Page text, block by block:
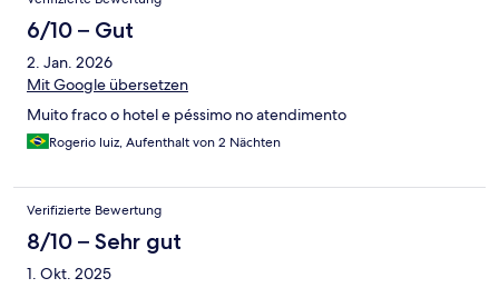
6/10 – Gut
2. Jan. 2026
Mit Google übersetzen
Muito fraco o hotel e péssimo no atendimento
Rogerio luiz, Aufenthalt von 2 Nächten
Verifizierte Bewertung
8/10 – Sehr gut
1. Okt. 2025